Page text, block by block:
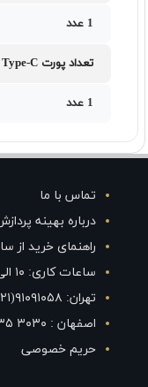
1 عدد
تعداد پورت USB Type-C
1 عدد
تماس با ما
درباره بهینه
راهنمای خرید از
ساعات کاری: ۱۰ الی ۱۸
تهران: ۹۱۰۹۱۰۵۸(۰۲۱)
اصفهان : ۳۰۳۰ ۳۲۳۵ (۰۳۱)
حریم خصوصی